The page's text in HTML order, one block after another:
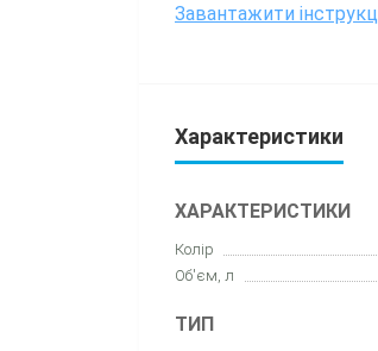
Завантажити
Характеристики
ХАРАКТЕРИСТИКИ
Колір
Об'єм, л
ТИП